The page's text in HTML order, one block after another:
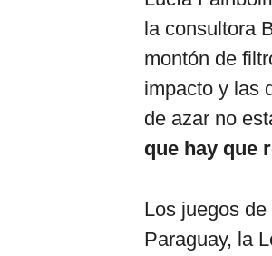
la consultora
montón de
impacto y las
de azar no
que hay que
Los juegos
Paraguay, la